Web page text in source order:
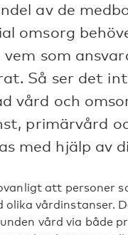
av de
omsorg
vem som
Så ser det
vård och
primärvård
med hjälp av
att personer
olika vårdinstanser.
vård via både